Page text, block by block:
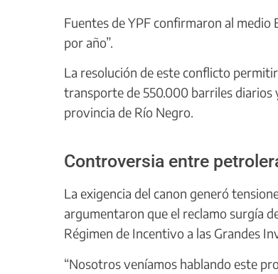
Fuentes de YPF confirmaron al medio
por año”.
La resolución de este conflicto
transporte de 550.000 barriles diarios
provincia de Río Negro.
Controversia entre
La exigencia del canon generó
argumentaron que el reclamo surgía
Régimen de Incentivo a las Grandes
“Nosotros veníamos hablando este